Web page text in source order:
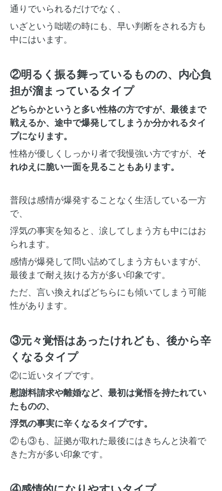
通りでいられるだけでなく、
いざという咄嗟の時にも、早い判断をされる方も
中にはいます。
②明るく振る舞っているものの、内心負
担が溜まっているタイプ
どちらかというと多い性格の方ですが、最後まで
戦えるか、途中で爆発してしまうか分かれるタイ
プになります。
性格が優しくしっかり者で我慢強い方ですが、 そ
れゆえに脆い一面を見ることもあります。
普段は感情が爆発することなく生活している一方
で、
浮気の事実を知ると、涙してしまう方も中にはお
られます。
感情が爆発して問い詰めてしまう方もいますが、
最後まで耐え抜ける方が多い印象です。
ただ、言い換えればどちらにも傾いてしまう可能
性があります。
③元々覚悟はあったけれども、後から辛
くなるタイプ
②に近いタイプです。
慰謝料請求や離婚など、最初は覚悟を持たれてい
たものの、
浮気の事実に辛くなるタイプです。
②も③も、証拠が取れた最後にはきちんと決着で
きた方が多い印象です。